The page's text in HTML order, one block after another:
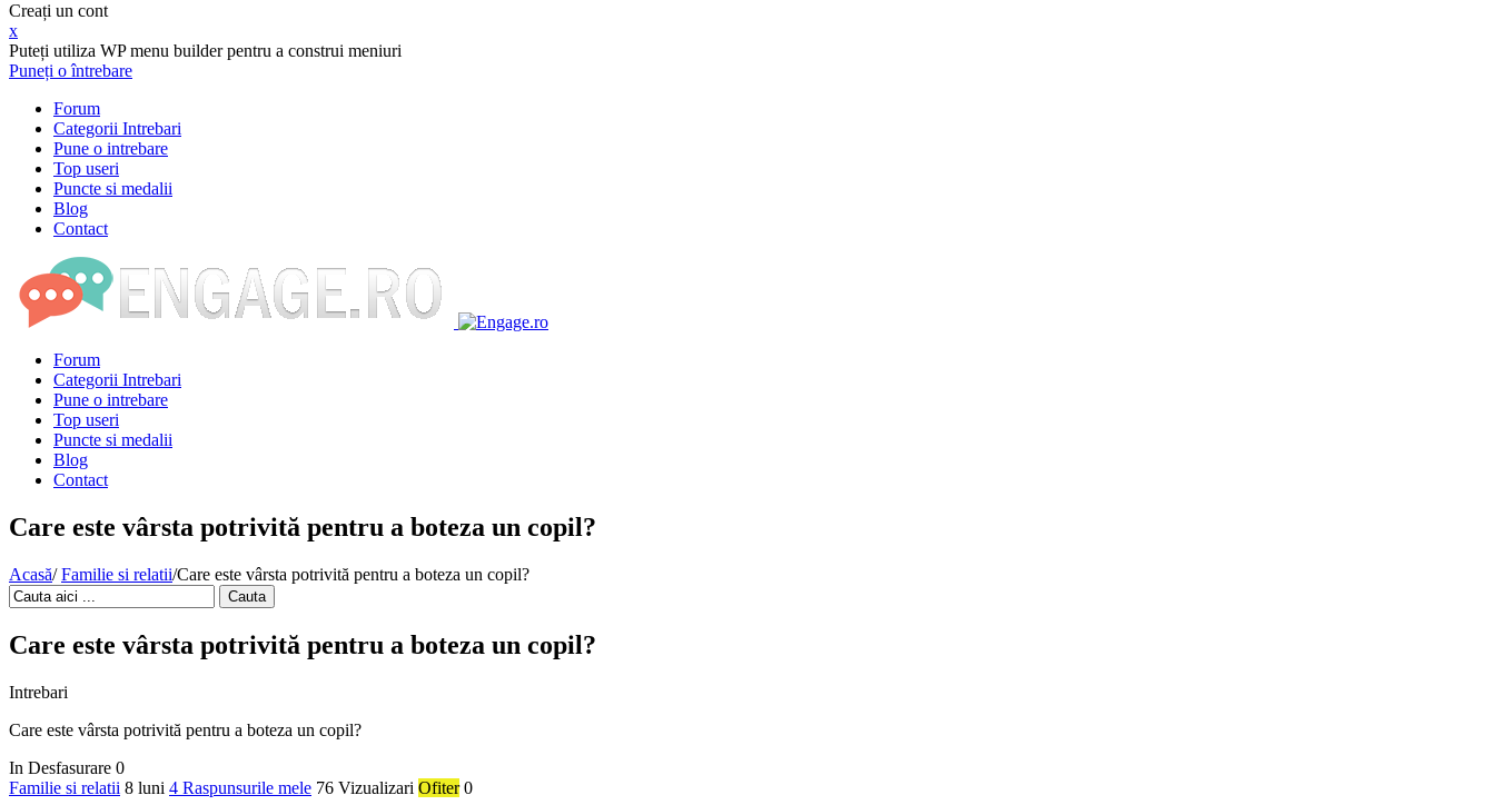
Creați un cont
x
Puteți utiliza WP menu builder pentru a construi meniuri
Puneți o întrebare
Forum
Categorii Intrebari
Pune o intrebare
Top useri
Puncte si medalii
Blog
Contact
Forum
Categorii Intrebari
Pune o intrebare
Top useri
Puncte si medalii
Blog
Contact
Care este vârsta potrivită pentru a boteza un copil?
Acasă/ Familie si relatii/Care este vârsta potrivită pentru a boteza un copil?
Cauta
Care este vârsta potrivită pentru a boteza un copil?
Intrebari
Care este vârsta potrivită pentru a boteza un copil?
In Desfasurare 0
Familie si relatii 8 luni 4 Raspunsurile mele 76 Vizualizari Ofiter 0